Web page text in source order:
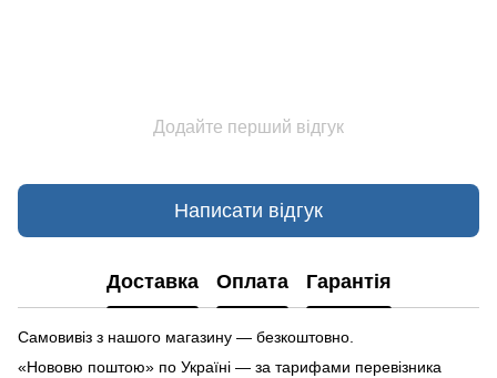
Додайте перший відгук
Написати відгук
Доставка Оплата Гарантія
Самовивіз з нашого магазину — безкоштовно.
«Нововю поштою» по Україні — за тарифами перевізника